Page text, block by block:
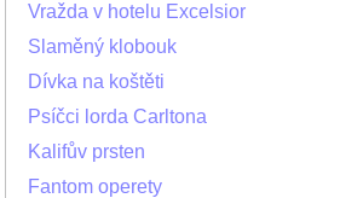
Vražda v hotelu Excelsior
Slaměný klobouk
Dívka na koštěti
Psíčci lorda Carltona
Kalifův prsten
Fantom operety